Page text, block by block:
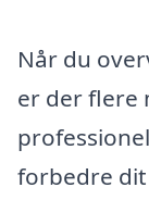
Når du
er der flere
forbedre